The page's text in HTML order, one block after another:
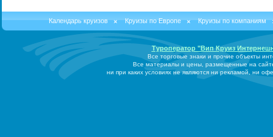
Календарь круизов Круизы по Европе Круизы по компаниям
Туроператор "Вип Круиз
Все торговые знаки и прочие объекты
Все материалы и цены, размещенные на
ни при каких условиях не являются ни рекламой, ни